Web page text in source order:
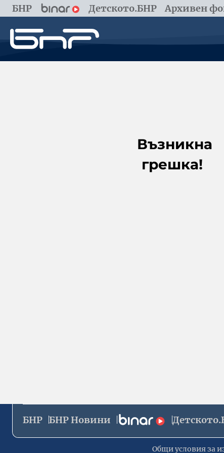
БНР Детското.БНР Архивен
Възникна
грешка!
БНР БНР Новини
Общи условия за